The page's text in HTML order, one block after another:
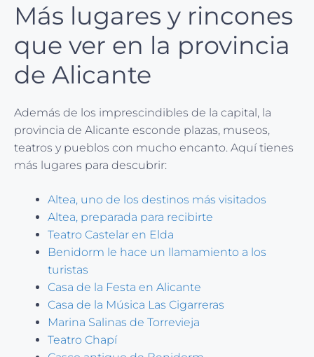
Más lugares y rincones
que ver en la provincia
de Alicante
Además de los imprescindibles de la capital, la
provincia de Alicante esconde plazas, museos,
teatros y pueblos con mucho encanto. Aquí tienes
más lugares para descubrir:
Altea, uno de los destinos más visitados
Altea, preparada para recibirte
Teatro Castelar en Elda
Benidorm le hace un llamamiento a los
turistas
Casa de la Festa en Alicante
Casa de la Música Las Cigarreras
Marina Salinas de Torrevieja
Teatro Chapí